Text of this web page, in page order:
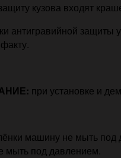
кузова входят
антигравийной защиты
при установке и
машину не мыть
мыть под давлением.